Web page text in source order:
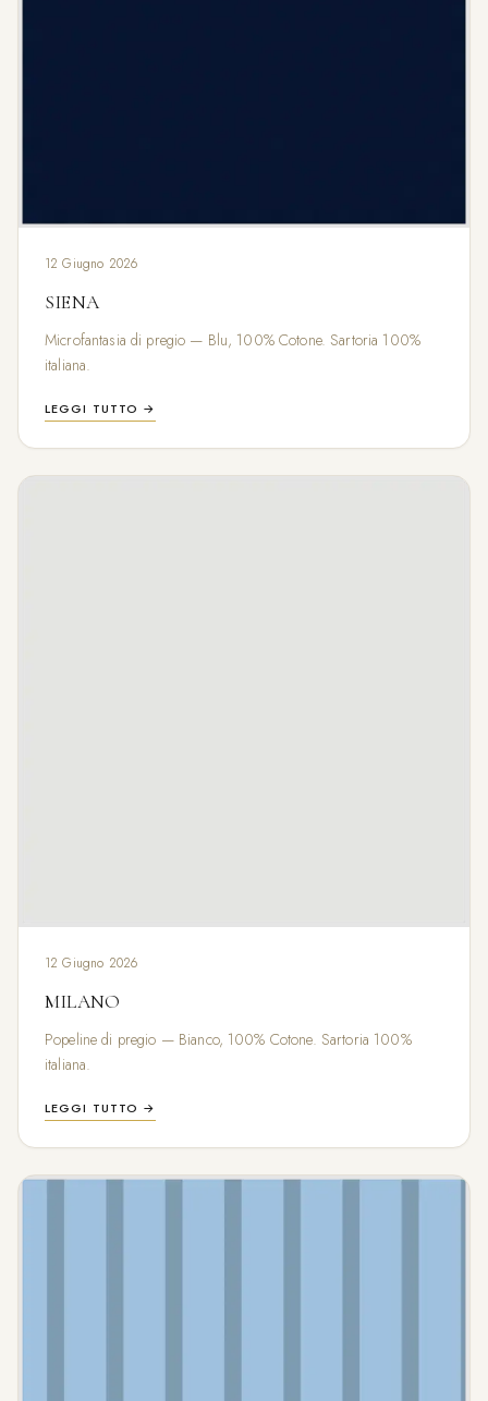
12 Giugno 2026
SIENA
Microfantasia di pregio — Blu, 100% Cotone. Sartoria 100%
italiana.
LEGGI TUTTO →
12 Giugno 2026
MILANO
Popeline di pregio — Bianco, 100% Cotone. Sartoria 100%
italiana.
LEGGI TUTTO →